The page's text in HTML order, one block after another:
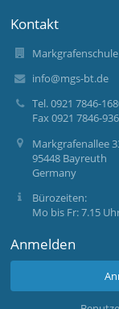
Kontakt
info@mgs-bt.de
Tel. 0921 7846-
Fax 0921 7846-
Markgrafenallee
95448 Bayreuth
Germany
Bürozeiten:
Mo bis Fr: 7.15
Anmelden